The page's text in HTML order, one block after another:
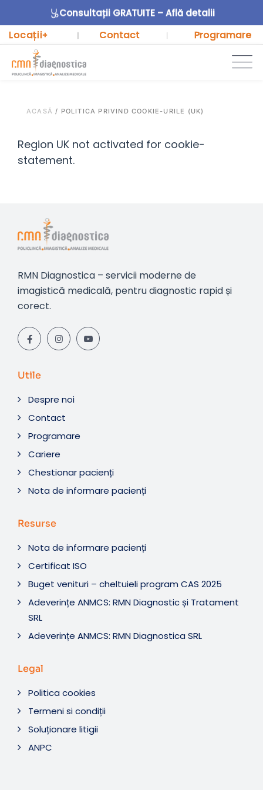
Consultații GRATUITE – Află detalii
Locații+ | Contact Programare
ACASĂ / POLITICA PRIVIND COOKIE-URILE (UK)
Region UK not activated for cookie-
statement.
RMN Diagnostica – servicii moderne de
imagistică medicală, pentru diagnostic rapid și
corect.
Utile
Despre noi
Contact
Programare
Cariere
Chestionar pacienți
Nota de informare pacienți
Resurse
Nota de informare pacienți
Certificat ISO
Buget venituri – cheltuieli program CAS 2025
Adeverințe ANMCS: RMN Diagnostic și Tratament
SRL
Adeverințe ANMCS: RMN Diagnostica SRL
Legal
Politica cookies
Termeni si condiții
Soluționare litigii
ANPC